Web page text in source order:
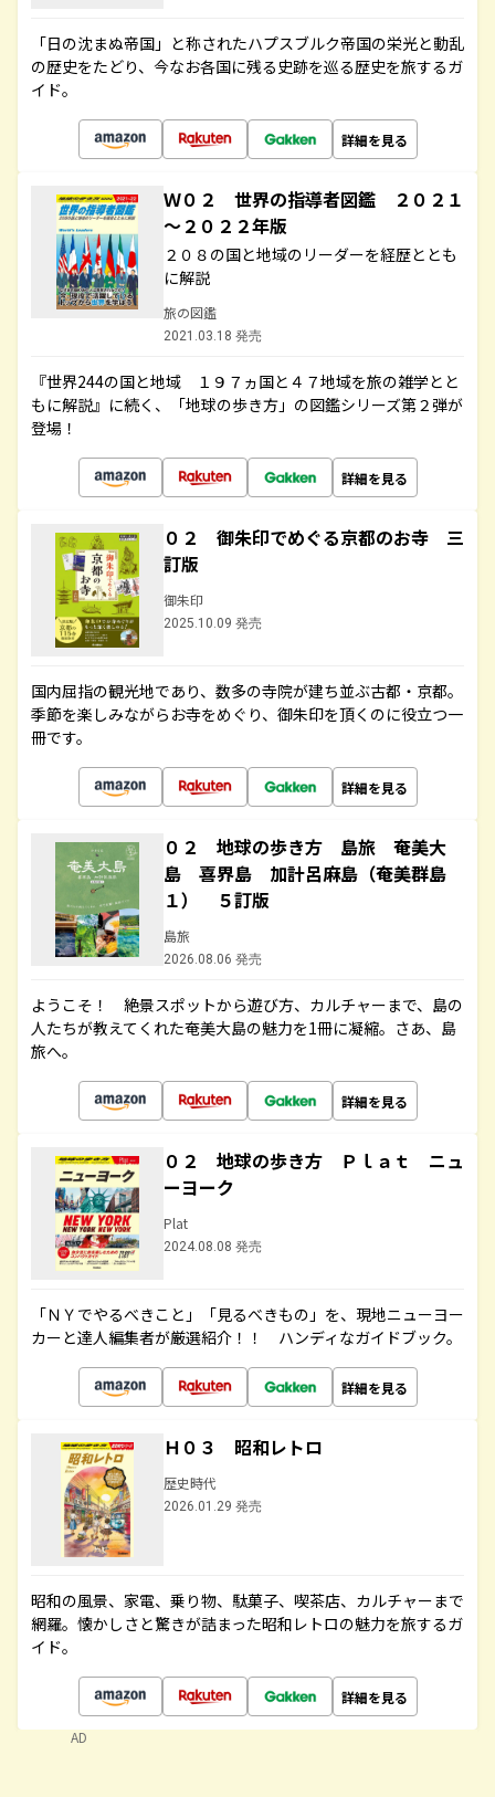
「日の沈まぬ帝国」と称されたハプスブルク帝国の栄光と動乱
の歴史をたどり、今なお各国に残る史跡を巡る歴史を旅するガ
イド。
詳細を見る
Ｗ０２ 世界の指導者図鑑 ２０２１
～２０２２年版
２０８の国と地域のリーダーを経歴ととも
に解説
旅の図鑑
2021.03.18 発売
『世界244の国と地域 １９７ヵ国と４７地域を旅の雑学とと
もに解説』に続く、「地球の歩き方」の図鑑シリーズ第２弾が
登場！
詳細を見る
０２ 御朱印でめぐる京都のお寺 三
訂版
御朱印
2025.10.09 発売
国内屈指の観光地であり、数多の寺院が建ち並ぶ古都・京都。
季節を楽しみながらお寺をめぐり、御朱印を頂くのに役立つ一
冊です。
詳細を見る
０２ 地球の歩き方 島旅 奄美大
島 喜界島 加計呂麻島（奄美群島
１） ５訂版
島旅
2026.08.06 発売
ようこそ！ 絶景スポットから遊び方、カルチャーまで、島の
人たちが教えてくれた奄美大島の魅力を1冊に凝縮。さあ、島
旅へ。
詳細を見る
０２ 地球の歩き方 Ｐｌａｔ ニュ
ーヨーク
Plat
2024.08.08 発売
「ＮＹでやるべきこと」「見るべきもの」を、現地ニューヨー
カーと達人編集者が厳選紹介！！ ハンディなガイドブック。
詳細を見る
Ｈ０３ 昭和レトロ
歴史時代
2026.01.29 発売
昭和の風景、家電、乗り物、駄菓子、喫茶店、カルチャーまで
網羅。懐かしさと驚きが詰まった昭和レトロの魅力を旅するガ
イド。
詳細を見る
AD